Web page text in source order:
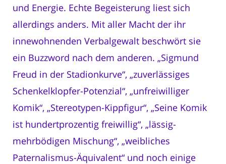
und Energie. Echte Begeisterung liest sich
allerdings anders. Mit aller Macht der ihr
innewohnenden Verbalgewalt beschwört sie
ein Buzzword nach dem anderen. „Sigmund
Freud in der Stadionkurve“, „zuverlässiges
Schenkelklopfer-Potenzial“, „unfreiwilliger
Komik“, „Stereotypen-Kippfigur“, „Seine Komik
ist hundertprozentig freiwillig“, „lässig-
mehrbödigen Mischung“, „weibliches
Paternalismus-Äquivalent“ und noch einige